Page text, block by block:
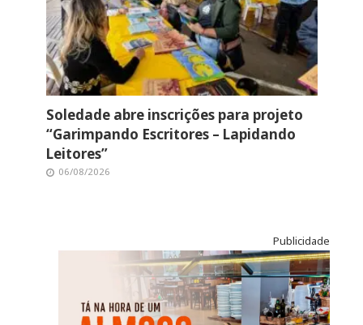
Soledade abre inscrições para projeto
“Garimpando Escritores – Lapidando
Leitores”
06/08/2026
Publicidade